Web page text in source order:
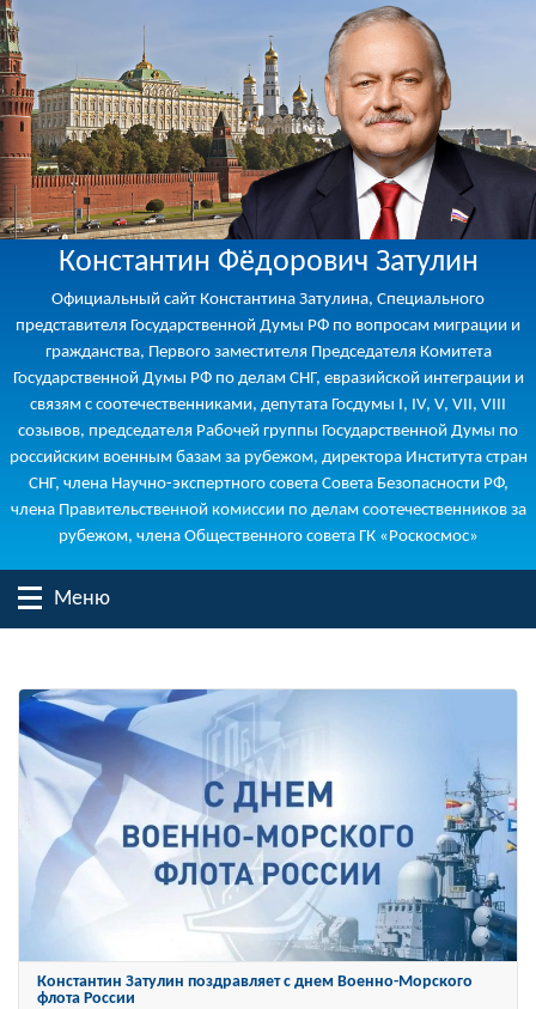
Константин Фёдорович Затулин
Официальный сайт Константина Затулина, Специального
представителя Государственной Думы РФ по вопросам миграции и
гражданства, Первого заместителя Председателя Комитета
Государственной Думы РФ по делам СНГ, евразийской интеграции и
связям с соотечественниками, депутата Госдумы I, IV, V, VII, VIII
созывов, председателя Рабочей группы Государственной Думы по
российским военным базам за рубежом, директора Института стран
СНГ, члена Научно-экспертного совета Совета Безопасности РФ,
члена Правительственной комиссии по делам соотечественников за
рубежом, члена Общественного совета ГК «Роскосмос»
Меню
Константин Затулин награжден Орденом «За заслуги перед
Отечеством» IV степени